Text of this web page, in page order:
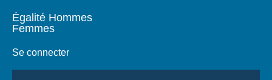
Égalité Hommes
Femmes
Se connecter